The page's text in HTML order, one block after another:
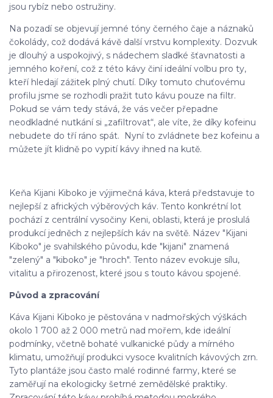
jsou rybíz nebo ostružiny.
Na pozadí se objevují jemné tóny černého čaje a náznaků
čokolády, což dodává kávě další vrstvu komplexity. Dozvuk
je dlouhý a uspokojivý, s nádechem sladké šťavnatosti a
jemného koření, což z této kávy činí ideální volbu pro ty,
kteří hledají zážitek plný chutí. Díky tomuto chuťovému
profilu jsme se rozhodli pražit tuto kávu pouze na filtr.
Pokud se vám tedy stává, že vás večer přepadne
neodkladné nutkání si „zafiltrovat“, ale víte, že díky kofeinu
nebudete do tří ráno spát. Nyní to zvládnete bez kofeinu a
můžete jít klidně po vypití kávy ihned na kutě.
Keňa Kijani Kiboko je výjimečná káva, která představuje to
nejlepší z afrických výběrových káv. Tento konkrétní lot
pochází z centrální vysočiny Keni, oblasti, která je proslulá
produkcí jedněch z nejlepších káv na světě. Název "Kijani
Kiboko" je svahilského původu, kde "kijani" znamená
"zelený" a "kiboko" je "hroch". Tento název evokuje sílu,
vitalitu a přirozenost, které jsou s touto kávou spojené.
Původ a zpracování
Káva Kijani Kiboko je pěstována v nadmořských výškách
okolo 1 700 až 2 000 metrů nad mořem, kde ideální
podmínky, včetně bohaté vulkanické půdy a mírného
klimatu, umožňují produkci vysoce kvalitních kávových zrn.
Tyto plantáže jsou často malé rodinné farmy, které se
zaměřují na ekologicky šetrné zemědělské praktiky.